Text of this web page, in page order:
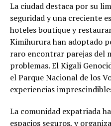
La ciudad destaca por su
seguridad y una creciente
hoteles boutique y
Kimihurura han adoptado
raro encontrar parejas del
problemas. El Kigali
el Parque Nacional de los
experiencias
La comunidad expatriada
espacios seguros, y